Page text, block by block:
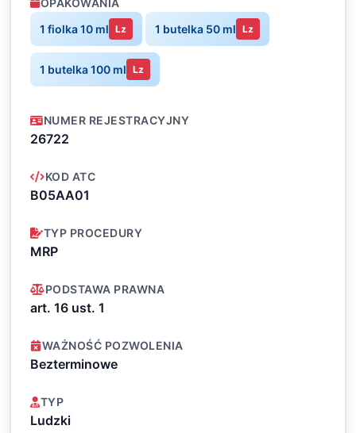
OPAKOWANIA
1 fiolka 10 ml Lz 1 butelka 50 ml Lz
1 butelka 100 ml Lz
NUMER REJESTRACYJNY
26722
KOD ATC
B05AA01
TYP PROCEDURY
MRP
PODSTAWA PRAWNA
art. 16 ust. 1
WAŻNOŚĆ POZWOLENIA
Bezterminowe
TYP
Ludzki